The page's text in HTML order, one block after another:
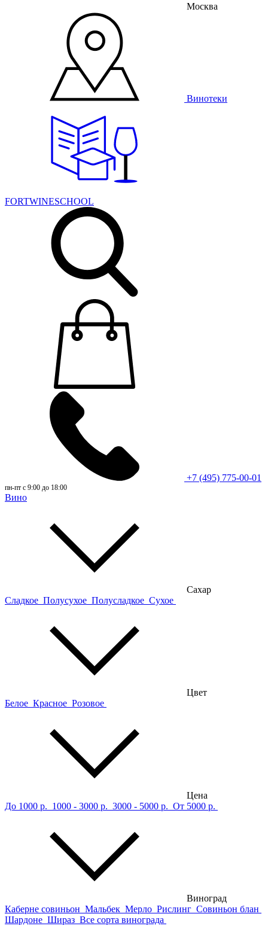
Москва
Винотеки
FORTWINESCHOOL
+7 (495) 775-00-01
пн-пт с 9:00 до 18:00
Вино
Сахар
Сладкое Полусухое Полусладкое Сухое
Цвет
Белое Красное Розовое
Цена
До 1000 р. 1000 - 3000 р. 3000 - 5000 р. От 5000 р.
Виноград
Каберне совиньон Мальбек Мерло Рислинг Совиньон блан
Шардоне Шираз Все сорта винограда